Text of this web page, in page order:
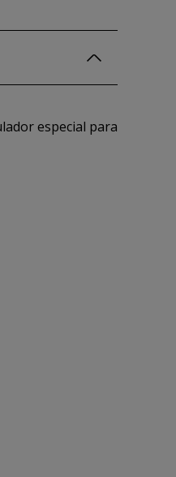
especial para